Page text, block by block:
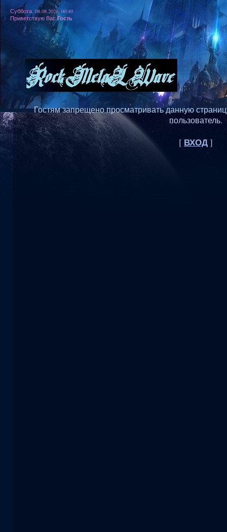
Суббота, 08.08.2026, 00:49
Приветствую Вас Гость
Гостям запрещено просматривать данную
пользователь.
[ ВХОД]